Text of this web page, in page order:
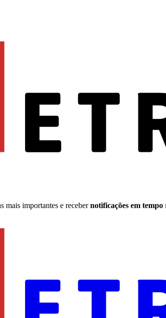
mais importantes e receber notificações em tempo